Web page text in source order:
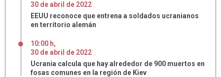
30 deabril de 2022
EEUU reconoce que entrena a soldados ucranianos
en territorio alemán
10:00 h,
30 deabril de 2022
Ucrania calcula que hay alrededor de 900 muertos en
fosas comunes en la región de Kiev